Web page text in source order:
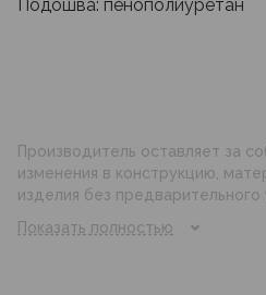
Подошва: пенополиуретан
Производитель оставляет за
изменения в конструкцию,
изделия без
отличаться от реального цвета
Показать полностью